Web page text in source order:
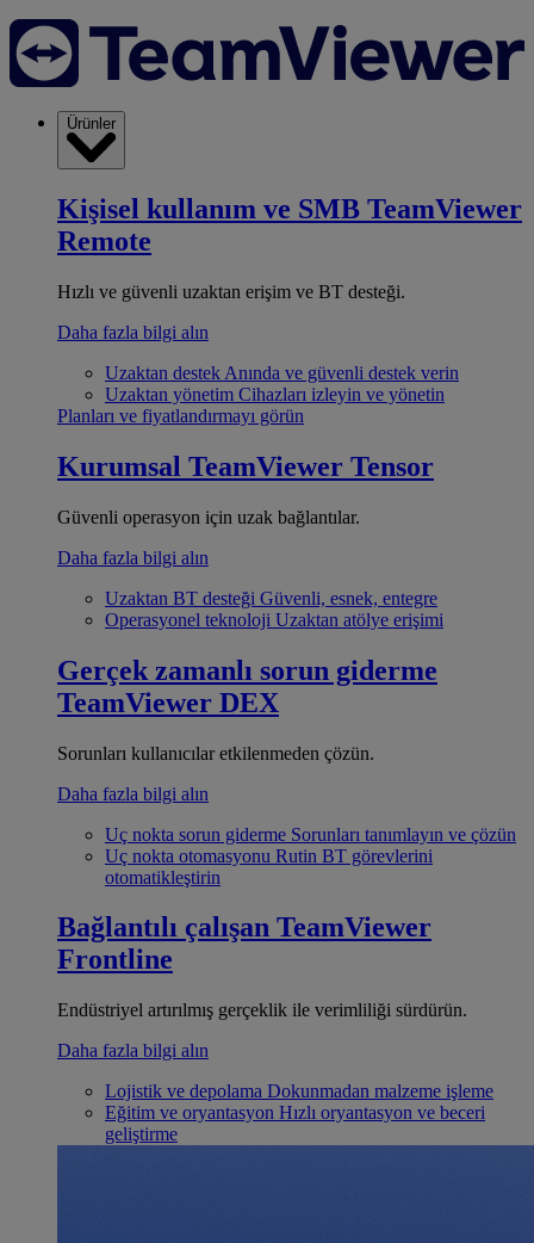
Ürünler
Kişisel kullanım ve SMB TeamViewer
Remote
Hızlı ve güvenli uzaktan erişim ve BT desteği.
Daha fazla bilgi alın
Uzaktan destek Anında ve güvenli destek verin
Uzaktan yönetim Cihazları izleyin ve yönetin
Planları ve fiyatlandırmayı görün
Kurumsal TeamViewer Tensor
Güvenli operasyon için uzak bağlantılar.
Daha fazla bilgi alın
Uzaktan BT desteği Güvenli, esnek, entegre
Operasyonel teknoloji Uzaktan atölye erişimi
Gerçek zamanlı sorun giderme
TeamViewer DEX
Sorunları kullanıcılar etkilenmeden çözün.
Daha fazla bilgi alın
Uç nokta sorun giderme Sorunları tanımlayın ve çözün
Uç nokta otomasyonu Rutin BT görevlerini
otomatikleştirin
Bağlantılı çalışan TeamViewer
Frontline
Endüstriyel artırılmış gerçeklik ile verimliliği sürdürün.
Daha fazla bilgi alın
Lojistik ve depolama Dokunmadan malzeme işleme
Eğitim ve oryantasyon Hızlı oryantasyon ve beceri
geliştirme